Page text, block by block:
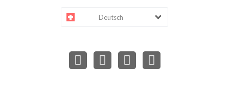
Deutsch